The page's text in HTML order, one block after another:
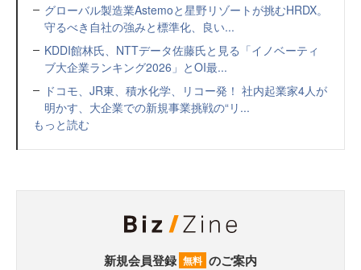
グローバル製造業Astemoと星野リゾートが挑むHRDX。
守るべき自社の強みと標準化、良い...
KDDI館林氏、NTTデータ佐藤氏と見る「イノベーティ
ブ大企業ランキング2026」とOI最...
ドコモ、JR東、積水化学、リコー発！ 社内起業家4人が
明かす、大企業での新規事業挑戦の“リ...
もっと読む
新規会員登録 無料 のご案内